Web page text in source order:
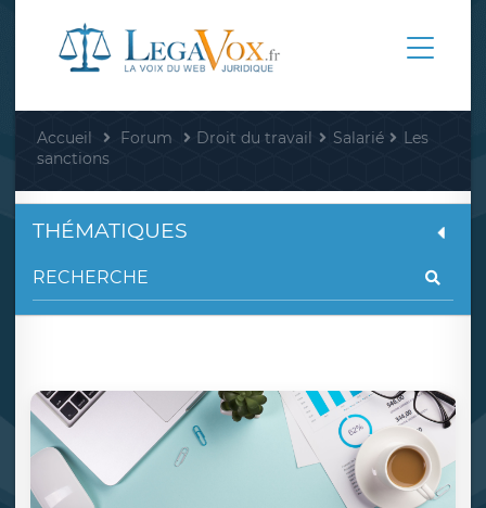
Accueil Forum Droit du travail Salarié
Les
sanctions
THÉMATIQUES